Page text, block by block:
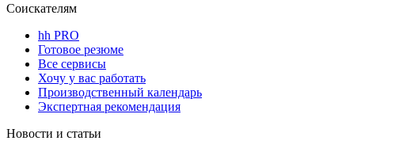
Соискателям
hh PRO
Готовое резюме
Все сервисы
Хочу у вас работать
Производственный календарь
Экспертная рекомендация
Новости и статьи